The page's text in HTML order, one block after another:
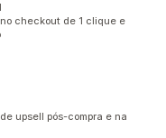
checkout de 1 clique e
upsell pós-compra e na